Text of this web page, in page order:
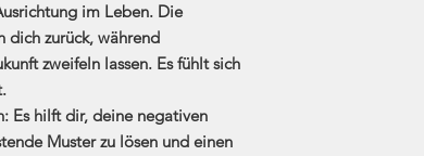
im Leben. Die
dich zurück, während
zweifeln lassen. Es fühlt sich
Es hilft dir, deine negativen
Muster zu lösen und einen